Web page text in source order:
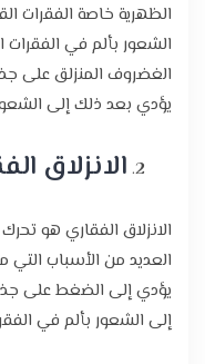
الظهرية خاصة الفقرات
الشعور بألم في
الغضروف المنزلق على
يؤدي بعد ذلك إلى
الانزلاق
الانزلاق الفقاري هو
العديد من الأسباب
يؤدي إلى الضغط على
إلى الشعور بألم في